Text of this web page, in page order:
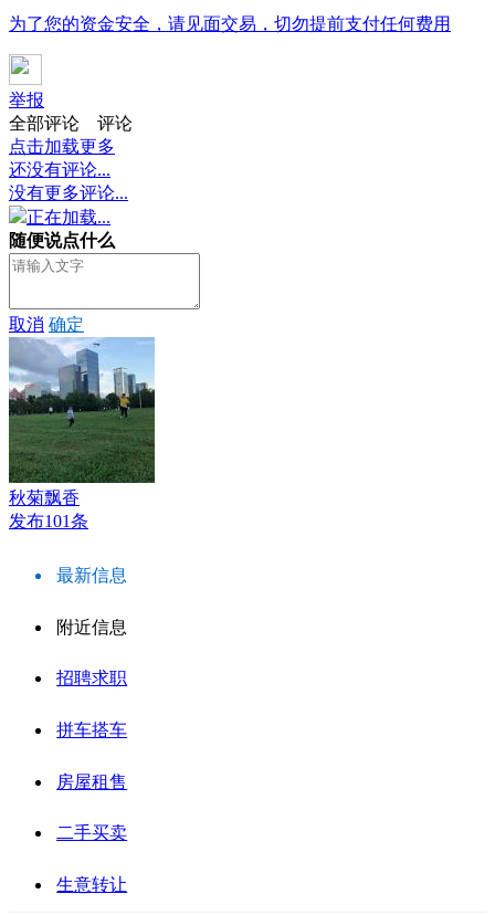
为了您的资金安全，请见面交易，切勿提前支付任何费用
举报
全部评论
评论
点击加载更多
还没有评论...
没有更多评论...
正在加载...
随便说点什么
取消 确定
秋菊飘香
发布101条
最新信息
附近信息
招聘求职
拼车搭车
房屋租售
二手买卖
生意转让